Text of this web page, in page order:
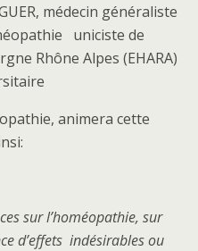
médecin généraliste
uniciste de
Rhône Alpes (EHARA)
animera cette
sur l’homéopathie, sur
d’effets indésirables ou